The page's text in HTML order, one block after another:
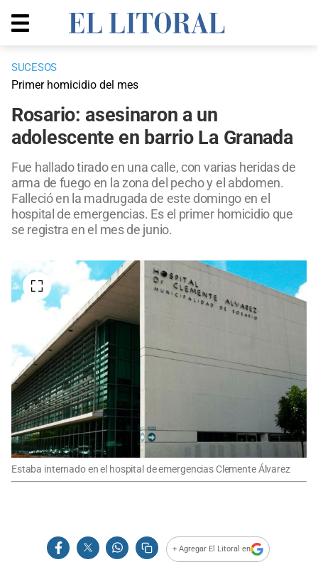
SUCESOS
Primer homicidio del mes
Rosario: asesinaron a un
adolescente en barrio La Granada
Fue hallado tirado en una calle, con varias heridas de
arma de fuego en la zona del pecho y el abdomen.
Falleció en la madrugada de este domingo en el
hospital de emergencias. Es el primer homicidio que
se registra en el mes de junio.
Estaba internado en el hospital de emergencias Clemente Álvarez
+ Agregar El Litoral en